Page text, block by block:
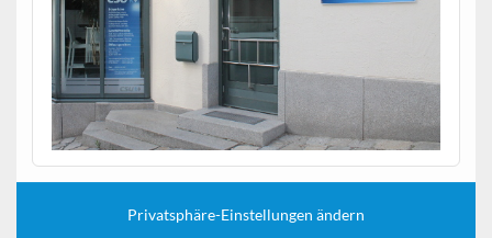
Privatsphäre-Einstellungen ändern